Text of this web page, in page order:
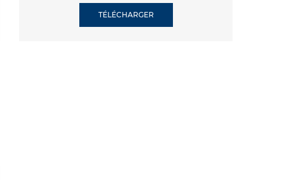
TÉLÉCHARGER